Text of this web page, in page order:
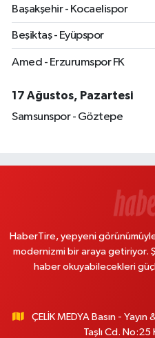
Başakşehir - Kocaelispor
Beşiktaş - Eyüpspor
Amed - Erzurumspor FK
17 Ağustos, Pazartesi
Samsunspor - Göztepe
HaberTire, yepyeni
modernizmi bir araya getiriyor.
haber okuyabilecekleri
ÇELİK MEDYA Basın - Yayın
Taşlı Cd. No:25